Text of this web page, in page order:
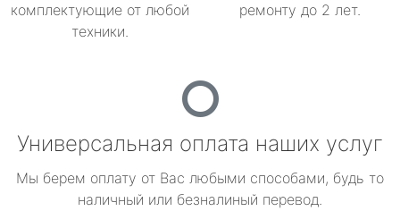
комплектующие от любой
техники.
ремонту до 2 лет.
Универсальная оплата наших услуг
Мы берем оплату от Вас любыми способами, будь то
наличный или безналиный перевод.